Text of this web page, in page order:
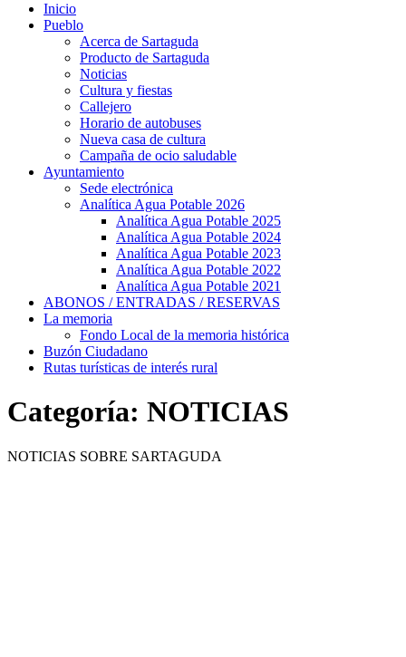
Inicio
Pueblo
Acerca de Sartaguda
Producto de Sartaguda
Noticias
Cultura y fiestas
Callejero
Horario de autobuses
Nueva casa de cultura
Campaña de ocio saludable
Ayuntamiento
Sede electrónica
Analítica Agua Potable 2026
Analítica Agua Potable 2025
Analítica Agua Potable 2024
Analítica Agua Potable 2023
Analítica Agua Potable 2022
Analítica Agua Potable 2021
ABONOS / ENTRADAS / RESERVAS
La memoria
Fondo Local de la memoria histórica
Buzón Ciudadano
Rutas turísticas de interés rural
Categoría: NOTICIAS
NOTICIAS SOBRE SARTAGUDA